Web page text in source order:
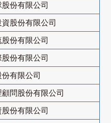
份有限公司
股份有限公司
份有限公司
份有限公司
有限公司
問股份有限公司
份有限公司